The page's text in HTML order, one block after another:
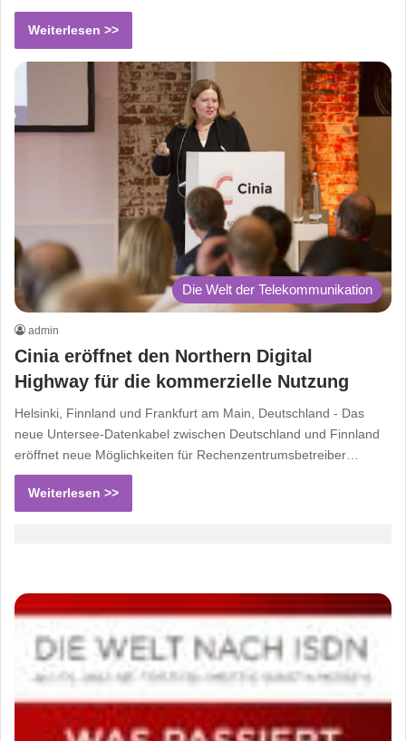
Weiterlesen >>
Die Welt der Telekommunikation
admin
Cinia eröffnet den Northern Digital
Highway für die kommerzielle Nutzung
Helsinki, Finnland und Frankfurt am Main, Deutschland - Das
neue Untersee-Datenkabel zwischen Deutschland und Finnland
eröffnet neue Möglichkeiten für Rechenzentrumsbetreiber…
Weiterlesen >>